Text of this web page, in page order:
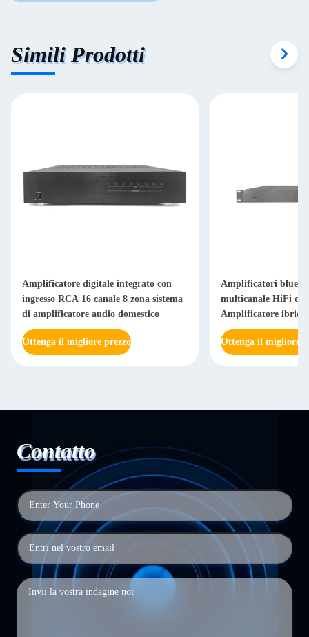
Simili Prodotti
Amplificatore digitale integrato con
ingresso RCA 16 canale 8 zona sistema
di amplificatore audio domestico
Ottenga il migliore prezzo
Amplificatori
multicanale HiFi
Amplificatore ibrido
Watt RMS
Ottenga il migliore
Contatto